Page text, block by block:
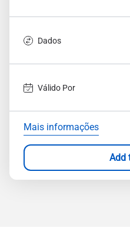
Dados
Válido Por
Mais informações
Add